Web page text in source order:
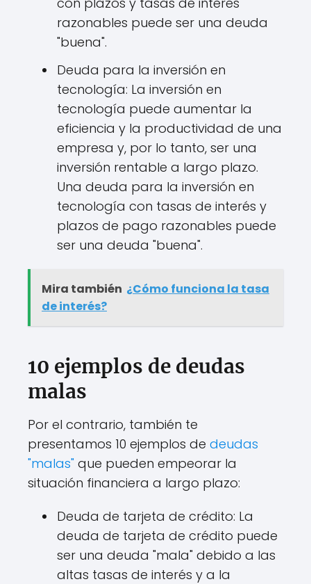
razonables puede ser una deuda
"buena".
Deuda para la inversión en
tecnología: La inversión en
tecnología puede aumentar la
eficiencia y la productividad de una
empresa y, por lo tanto, ser una
inversión rentable a largo plazo.
Una deuda para la inversión en
tecnología con tasas de interés y
plazos de pago razonables puede
ser una deuda "buena".
Mira también ¿Cómo funciona la tasa
de interés?
10 ejemplos de deudas
malas
Por el contrario, también te
presentamos 10 ejemplos de deudas
"malas" que pueden empeorar la
situación financiera a largo plazo:
Deuda de tarjeta de crédito: La
deuda de tarjeta de crédito puede
ser una deuda "mala" debido a las
altas tasas de interés y a la